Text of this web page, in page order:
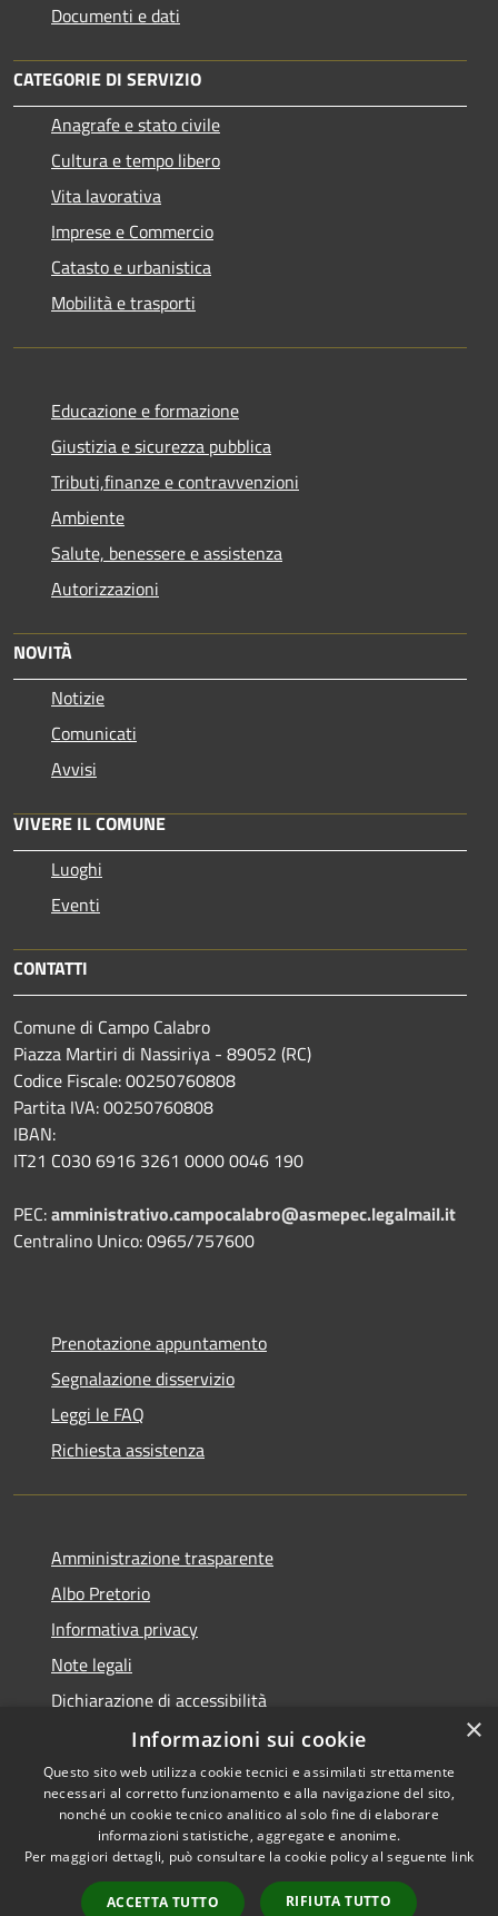
Documenti e dati
CATEGORIE DI SERVIZIO
Anagrafe e stato civile
Cultura e tempo libero
Vita lavorativa
Imprese e Commercio
Catasto e urbanistica
Mobilità e trasporti
Educazione e formazione
Giustizia e sicurezza pubblica
Tributi,finanze e contravvenzioni
Ambiente
Salute, benessere e assistenza
Autorizzazioni
NOVITÀ
Notizie
Comunicati
Avvisi
VIVERE IL COMUNE
Luoghi
Eventi
CONTATTI
Comune di Campo Calabro
Piazza Martiri di Nassiriya - 89052 (RC)
Codice Fiscale: 00250760808
Partita IVA: 00250760808
IBAN:
IT21 C030 6916 3261 0000 0046 190
PEC:amministrativo.campocalabro@asmepec.legalmail.it
Centralino Unico: 0965/757600
Prenotazione appuntamento
Segnalazione disservizio
Leggi le FAQ
Richiesta assistenza
Amministrazione trasparente
Albo Pretorio
Informativa privacy
Note legali
Dichiarazione di accessibilità
Accessibilità
Privacy
Copyright © 2026 • Comune di
Campo Calabro • Powered by
Municipium•Accesso
redazione
×
Informazioni sui cookie
Questo sito web utilizza cookie tecnici e assimilati strettamente
necessari al corretto funzionamento e alla navigazione del sito,
nonché un cookie tecnico analitico al solo fine di elaborare
informazioni statistiche, aggregate e anonime.
Per maggiori dettagli, può consultare la cookie policy al seguente link
ACCETTA TUTTO RIFIUTA TUTTO